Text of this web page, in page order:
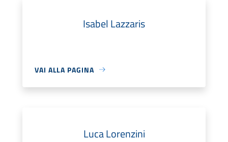
Isabel Lazzaris
VAI ALLA PAGINA
Luca Lorenzini